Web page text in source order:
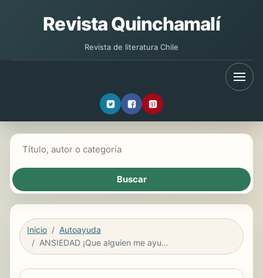
Revista Quinchamalí
Revista de literatura Chile
Inicio
Autoayuda
ANSIEDAD ¡Que alguien me ayude! (VERSIÓN PDF)